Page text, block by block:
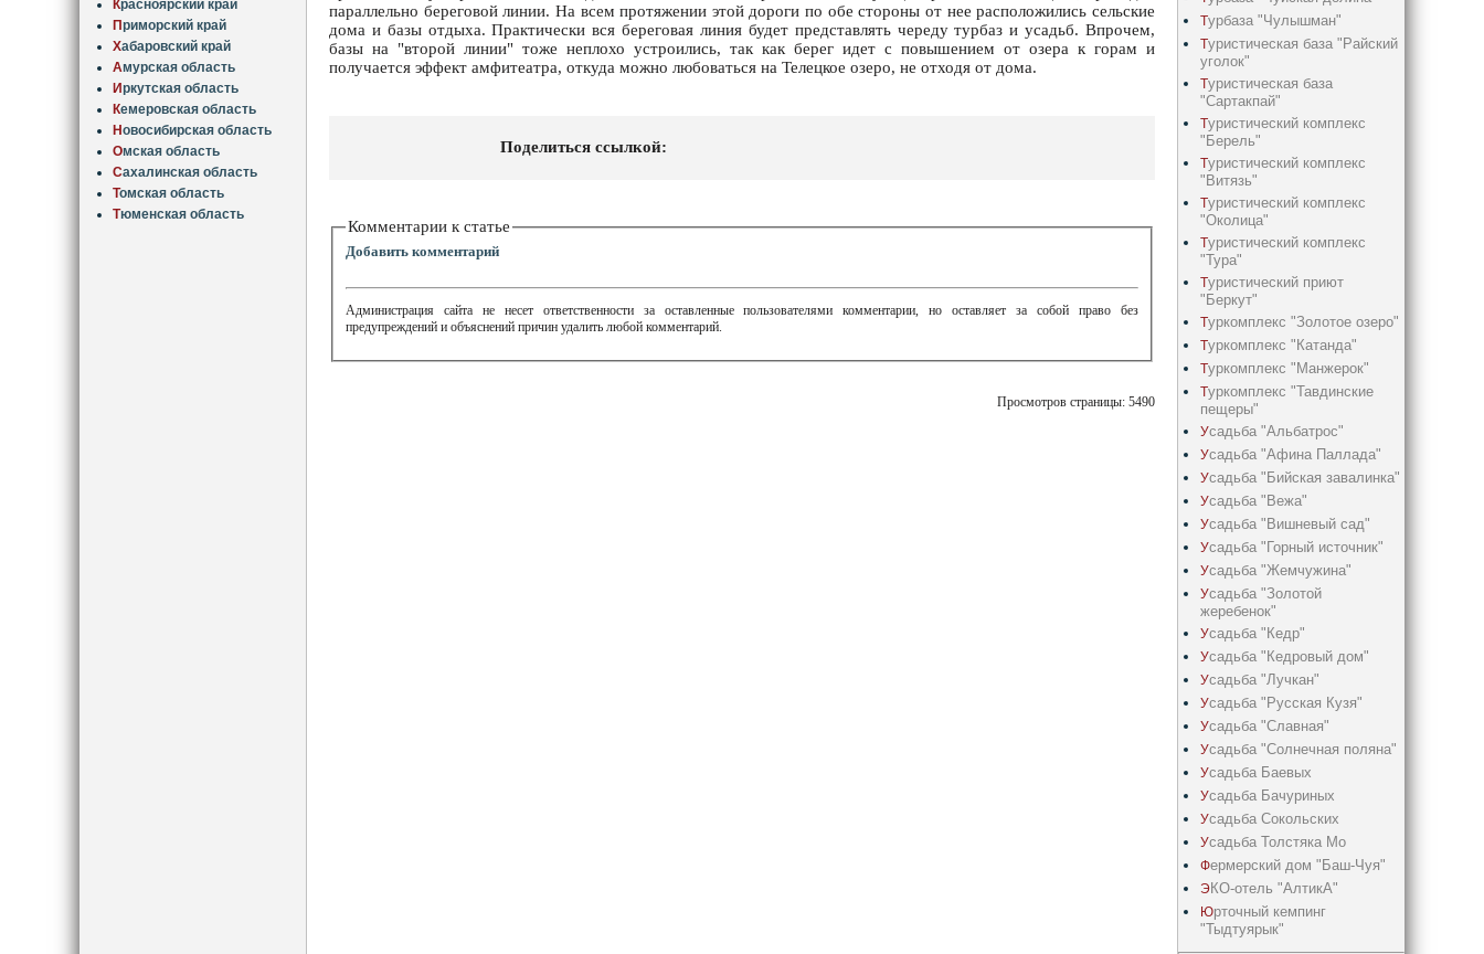
Красноярский край
Приморский край
Хабаровский край
Амурская область
Иркутская область
Кемеровская область
Новосибирская область
Омская область
Сахалинская область
Томская область
Тюменская область
параллельно береговой линии. На всем протяжении этой дороги по обе стороны от нее расположились сельские
дома и базы отдыха. Практически вся береговая линия будет представлять череду турбаз и усадьб. Впрочем,
базы на "второй линии" тоже неплохо устроились, так как берег идет с повышением от озера к горам и
получается эффект амфитеатра, откуда можно любоваться на Телецкое озеро, не отходя от дома.
Поделиться ссылкой:
Комментарии к статье
Добавить комментарий
Администрация сайта не несет ответственности за оставленные пользователями комментарии, но оставляет за собой право без
предупреждений и объяснений причин удалить любой комментарий.
Просмотров страницы: 5490
Турбаза "Чулышман"
Туристическая база "Райский
уголок"
Туристическая база
"Сартакпай"
Туристический комплекс
"Берель"
Туристический комплекс
"Витязь"
Туристический комплекс
"Околица"
Туристический комплекс
"Тура"
Туристический приют
"Беркут"
Туркомплекс "Золотое озеро"
Туркомплекс "Катанда"
Туркомплекс "Манжерок"
Туркомплекс "Тавдинские
пещеры"
Усадьба "Альбатрос"
Усадьба "Афина Паллада"
Усадьба "Бийская завалинка"
Усадьба "Вежа"
Усадьба "Вишневый сад"
Усадьба "Горный источник"
Усадьба "Жемчужина"
Усадьба "Золотой
жеребенок"
Усадьба "Кедр"
Усадьба "Кедрoвый дом"
Усадьба "Лучкан"
Усадьба "Русская Кузя"
Усадьба "Славная"
Усадьба "Солнечная поляна"
Усадьба Баевых
Усадьба Бачуриных
Усадьба Сокольских
Усадьба Толстяка Мо
Фермерский дом "Баш-Чуя"
ЭКО-отель "АлтикА"
Юрточный кемпинг
"Тыдтуярык"